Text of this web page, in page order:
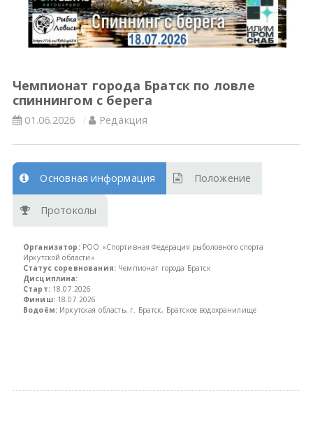
Чемпионат города Братск по ловле
спиннингом с берега
01.06.2026 Редакция
Основная информация Положение
Протоколы
Организатор:РОО «Спортивная Федерация рыболовного спорта
Иркутской области»
Статус соревнования:Чемпионат города Братск
Дисциплина:
Старт:18.07.2026
Финиш:18.07.2026
Водоём: Иркутская область, г. Братск, Братское водохранилище
Всероссийские правила